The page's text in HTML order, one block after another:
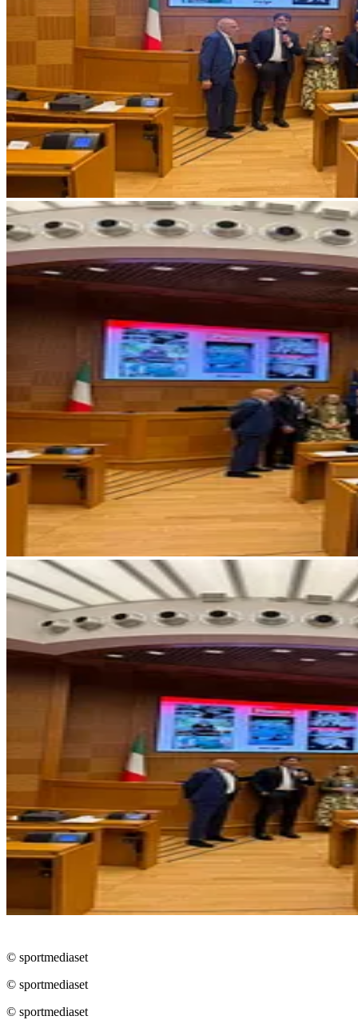
© sportmediaset
© sportmediaset
© sportmediaset